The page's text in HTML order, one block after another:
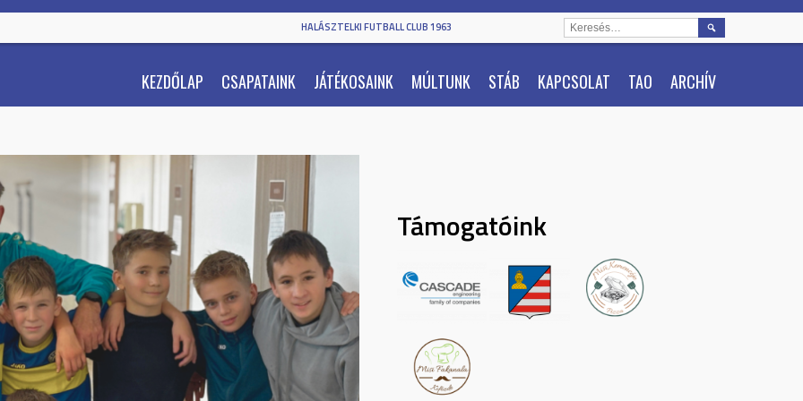
HALÁSZTELKI FUTBALL CLUB 1963
KEZDŐLAP CSAPATAINK JÁTÉKOSAINK MÚLTUNK STÁB KAPCSOLAT TAO ARCHÍV
KERESÉS:
Támogatóink